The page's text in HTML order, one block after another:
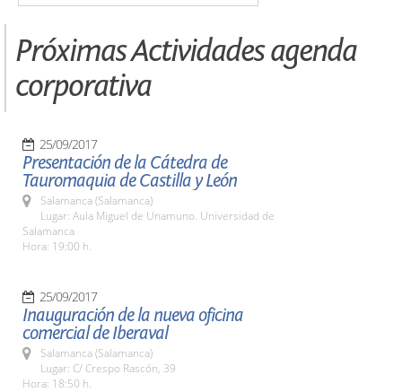
Próximas Actividades agenda
corporativa
25/09/2017
Presentación de la Cátedra de
Tauromaquia de Castilla y León
Salamanca (Salamanca)
Lugar: Aula Miguel de Unamuno. Universidad de
Salamanca
Hora: 19:00 h.
25/09/2017
Inauguración de la nueva oficina
comercial de Iberaval
Salamanca (Salamanca)
Lugar: C/ Crespo Rascón, 39
Hora: 18:50 h.